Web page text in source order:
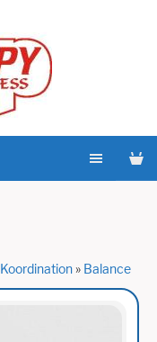
Koordination» Balance